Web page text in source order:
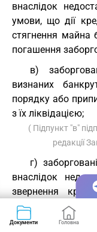
внаслідок
умови, що дії
стягнення майна
погашення
в)
визнаних
порядку або
з їх ліквідацією;
( Підпункт "в"
редакції
г)
внаслідок
звернення
майно
що інші дії
Документи Головна